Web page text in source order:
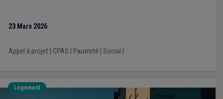
23 Mars 2026
Appel à projet| CPAS Pauvreté Social
Logement